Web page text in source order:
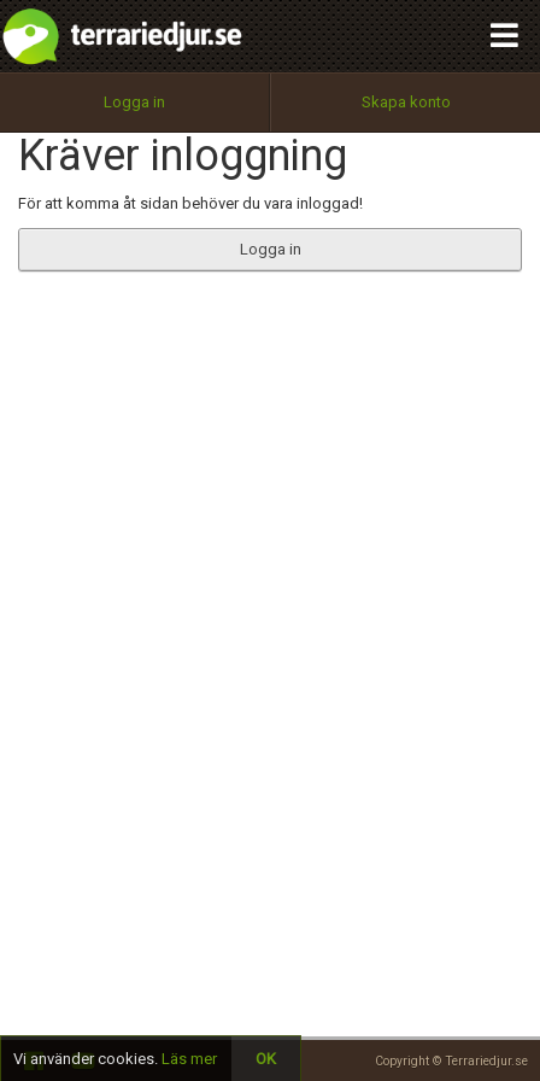
Logga in Skapa konto
Kräver inloggning
För att komma åt sidan behöver du vara inloggad!
Logga in
Copyright © Terrariedjur.se
Utför
100%
OK
integritetspolicy
Namn:
Epost:
Begär nytt lösenord
Tillbaka till förstasidan
Vi använder cookies. Läs mer OK